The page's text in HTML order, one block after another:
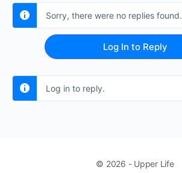
Sorry, there were no replies found.
Log In to Reply
Log in to reply.
© 2026 - Upper Life